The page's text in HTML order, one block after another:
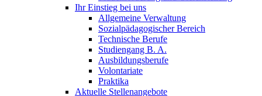
Ihr Einstieg bei uns
Allgemeine Verwaltung
Sozialpädagogischer Bereich
Technische Berufe
Studiengang B. A.
Ausbildungsberufe
Volontariate
Praktika
Aktuelle Stellenangebote